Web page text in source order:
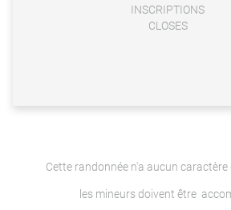
INSCRIPTIONS
CLOSES
Cette randonnée n'a aucun caractère
les mineurs doivent être